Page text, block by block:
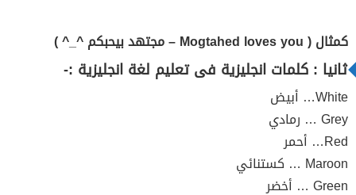
كمثال ( Mogtahed loves you – مجتهد بيحبكم ^_^ )
ثانيا : كلمات انجليزية فى تعليم لغة انجليزية :-
White… أبيض
Grey … رمادي
Red… أحمر
Maroon … كستنائي
Green … أخضر